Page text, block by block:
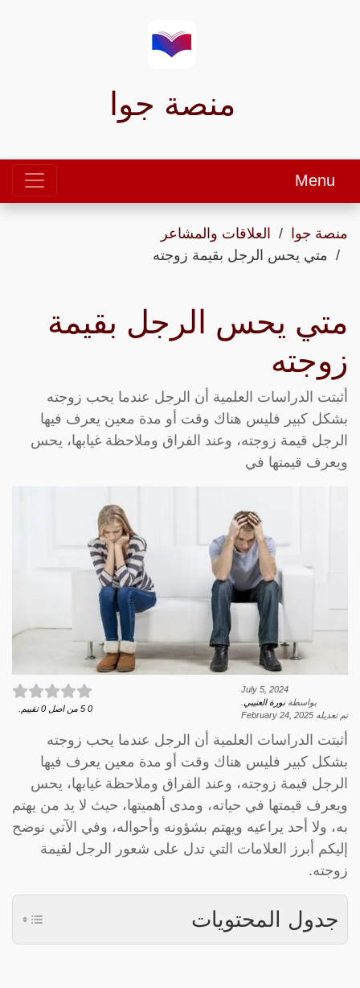
منصة جوا
Menu
منصة جوا
العلاقات والمشاعر
متي يحس الرجل بقيمة زوجته
متي يحس الرجل بقيمة
زوجته
أثبتت الدراسات العلمية أن الرجل عندما يحب زوجته
بشكل كبير فليس هناك وقت أو مدة معين يعرف فيها
الرجل قيمة زوجته، وعند الفراق وملاحظة غيابها، يحس
ويعرف قيمتها في
July 5, 2024
بواسطةنورة العتيبي
تم تعديله February 24, 2025
0
5 من اصل 0 تقييم.
أثبتت الدراسات العلمية أن الرجل عندما يحب زوجته
بشكل كبير فليس هناك وقت أو مدة معين يعرف فيها
الرجل قيمة زوجته، وعند الفراق وملاحظة غيابها، يحس
ويعرف قيمتها في حياته، ومدى أهميتها، حيث لا يد من يهتم
به، ولا أحد يراعيه ويهتم بشؤونه وأحواله، وفي الآتي نوضح
إليكم أبرز العلامات التي تدل على شعور الرجل لقيمة
زوجته.
جدول المحتويات